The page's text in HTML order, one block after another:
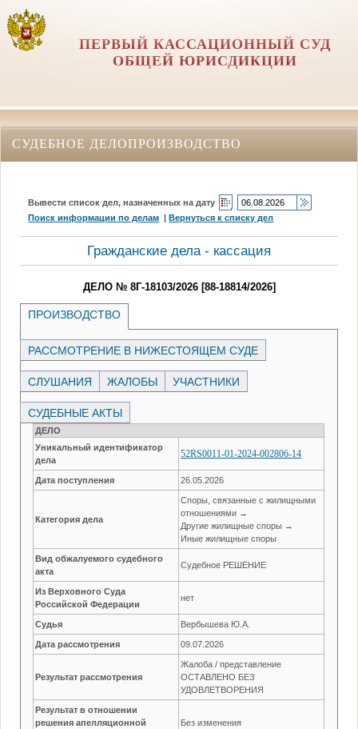
ПЕРВЫЙ КАССАЦИОННЫЙ СУД
ОБЩЕЙ ЮРИСДИКЦИИ
СУДЕБНОЕ ДЕЛОПРОИЗВОДСТВО
Вывести список дел, назначенных на дату
Поиск информации по делам |Вернуться к списку дел
Гражданские дела - кассация
ДЕЛО № 8Г-18103/2026 [88-18814/2026]
ПРОИЗВОДСТВО
РАССМОТРЕНИЕ В НИЖЕСТОЯЩЕМ СУДЕ
СЛУШАНИЯ ЖАЛОБЫ УЧАСТНИКИ
СУДЕБНЫЕ АКТЫ
ДЕЛО
Уникальный идентификатор
дела
52RS0011-01-2024-002806-14
Дата поступления 26.05.2026
Категория дела
Споры, связанные с жилищными
отношениями →
Другие жилищные споры →
Иные жилищные споры
Вид обжалуемого судебного
акта
Судебное РЕШЕНИЕ
Из Верховного Суда
Российской Федерации
нет
Судья Вербышева Ю.А.
Дата рассмотрения 09.07.2026
Результат рассмотрения
Жалоба / представление
ОСТАВЛЕНО БЕЗ
УДОВЛЕТВОРЕНИЯ
Результат в отношении
решения апелляционной
Без изменения